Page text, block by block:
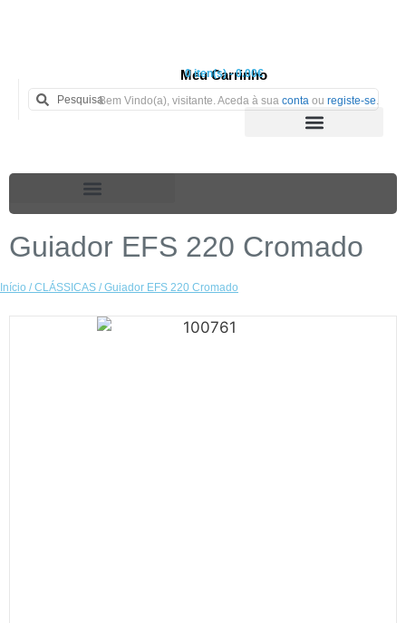
Meu Carrinho
0 iten(s) - 0.00€
Bem Vindo(a), visitante. Aceda à sua conta ou registe-se.
Guiador EFS 220 Cromado
Início /CLÁSSICAS / Guiador EFS 220 Cromado